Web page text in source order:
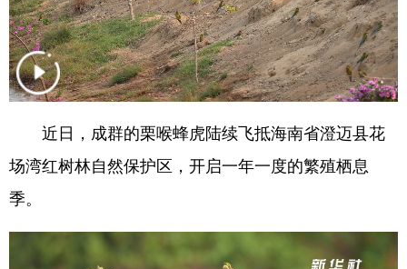
近日，成群的栗喉蜂虎陆续飞抵海南省澄迈县花
场湾红树林自然保护区，开启一年一度的繁殖栖息
季。